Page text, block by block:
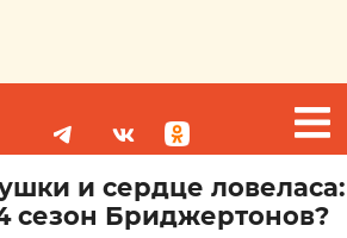
и сердце ловеласа:
сезон Бриджертонов?